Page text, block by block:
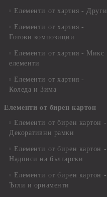
Елементи от хартия - Други
Елементи от хартия -
Готови композиции
Елементи от хартия - Микс
елементи
Елементи от хартия -
Коледа и Зима
Елементи от бирен картон
Елементи от бирен картон -
Декоративни рамки
Елементи от бирен картон -
Надписи на български
Елементи от бирен картон -
Ъгли и орнаменти